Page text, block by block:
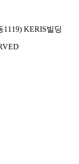
KERIS빌딩